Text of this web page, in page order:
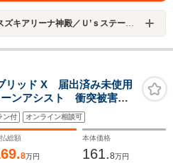
アリーナ神殿／Ｕ’ｓステーション神殿
リッド X 届出済み未使用
ンアシスト 衝突被害軽
スマートキー アイド
ー シートヒーター ベ
ン付 オンライン相談可
総額
8万円
本体価格
161.8万円